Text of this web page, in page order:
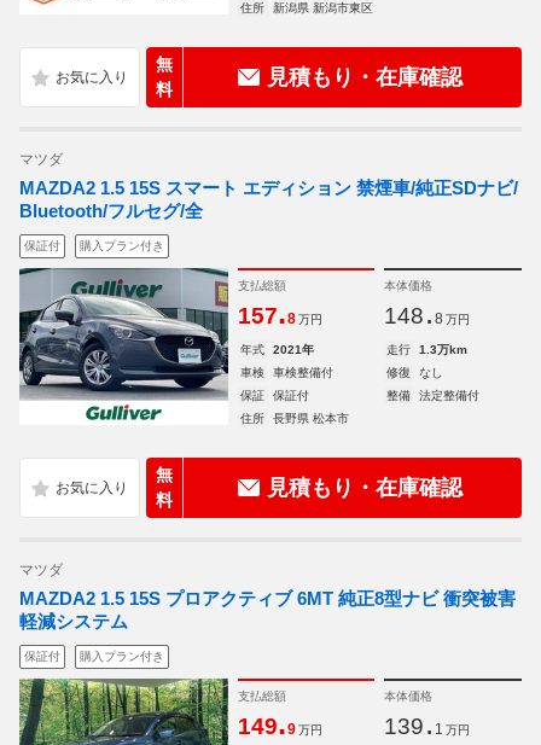
住所
新潟県 新潟市東区
無
料
見積もり・在庫確認
マツダ
MAZDA2 1.5 15S スマート エディション 禁煙車/純正SDナビ/
Bluetooth/フルセグ/全
保証付 購入プラン付き
支払総額
157.8 万円
本体価格
148. 8 万円
年式 2021年 走行
1.3万km
車検
車検整備付 修復
なし
保証
保証付 整備
法定整備付
住所
長野県 松本市
無
料
見積もり・在庫確認
マツダ
MAZDA2 1.5 15S プロアクティブ 6MT 純正8型ナビ 衝突被害
軽減システム
保証付 購入プラン付き
支払総額
149.9 万円
本体価格
139. 1 万円